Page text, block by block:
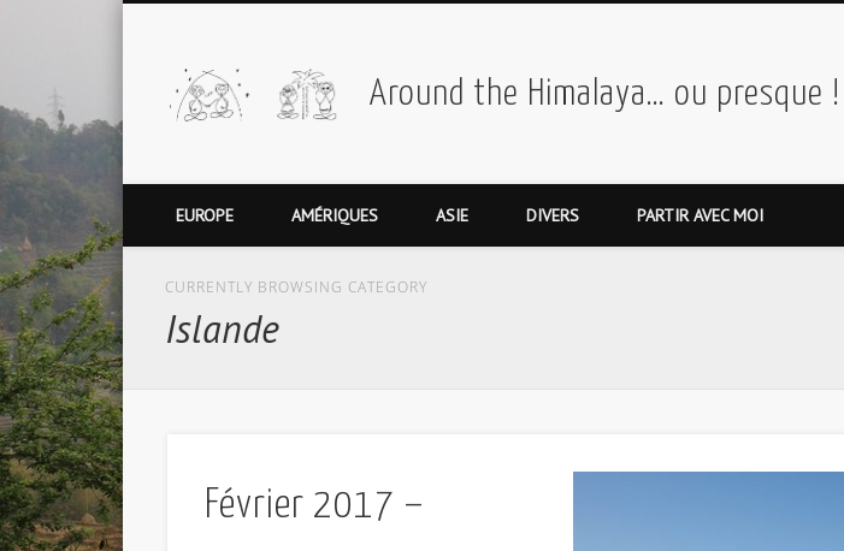
Around the Himalaya… ou presque !
EUROPE AMÉRIQUES ASIE DIVERS PARTIR AVEC MOI
CURRENTLY BROWSING CATEGORY
Islande
Février 2017 –